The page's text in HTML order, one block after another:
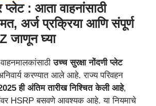
: आता वाहनांसाठी
अर्ज प्रक्रिया आणि संपूर्ण
जाणून घ्या
वाहनमालकांसाठीउच्च सुरक्षा नोंदणी प्लेट
करण्यात आले आहे. राज्य परिवहन
ही अंतिम तारीख निश्चित केली आहे,
HSRP बसवणे आवश्यक आहे. या नियमाचे